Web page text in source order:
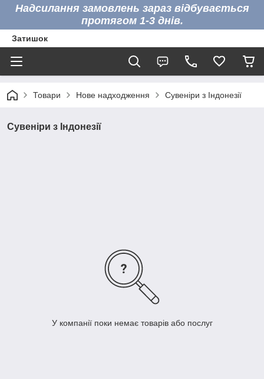
Надсилання замовлень зараз відбувається
протягом 1-3 днів.
Затишок
Товари Нове надходження Сувеніри з Індонезії
Сувеніри з Індонезії
У компанії поки немає товарів або послуг